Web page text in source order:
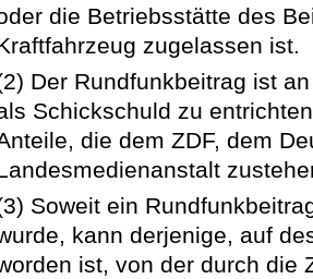
die Betriebsstätte des
zugelassen ist.
Der Rundfunkbeitrag ist
Schickschuld zu
die dem ZDF, dem
Soweit ein
kann derjenige, auf
ist, von der durch die